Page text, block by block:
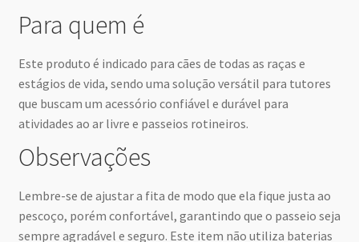
Para quem é
Este produto é indicado para cães de todas as raças e
estágios de vida, sendo uma solução versátil para tutores
que buscam um acessório confiável e durável para
atividades ao ar livre e passeios rotineiros.
Observações
Lembre-se de ajustar a fita de modo que ela fique justa ao
pescoço, porém confortável, garantindo que o passeio seja
sempre agradável e seguro. Este item não utiliza baterias